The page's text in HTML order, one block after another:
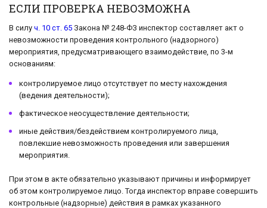
ЕСЛИ ПРОВЕРКА НЕВОЗМОЖНА
В силу ч. 10 ст. 65 Закона № 248-ФЗ инспектор составляет акт о
невозможности проведения контрольного (надзорного)
мероприятия, предусматривающего взаимодействие, по 3-м
основаниям:
контролируемое лицо отсутствует по месту нахождения
(ведения деятельности);
фактическое неосуществление деятельности;
иные действия/бездействием контролируемого лица,
повлекшие невозможность проведения или завершения
мероприятия.
При этом в акте обязательно указывают причины и информирует
об этом контролируемое лицо. Тогда инспектор вправе совершить
контрольные (надзорные) действия в рамках указанного